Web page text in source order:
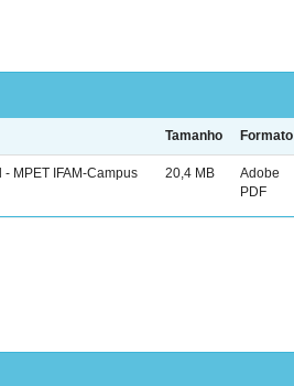
Tamanho Formato
MPET IFAM-Campus
20,4 MB
Adobe
PDF